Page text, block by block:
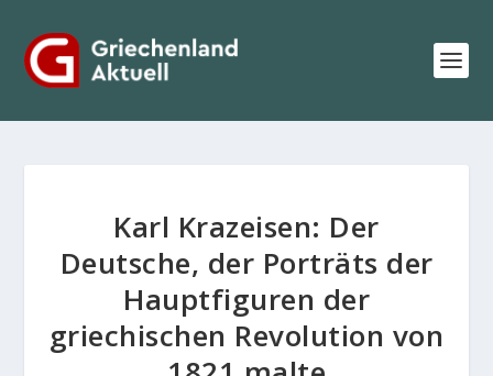
Karl Krazeisen: Der
Deutsche, der Porträts der
Hauptfiguren der
griechischen Revolution von